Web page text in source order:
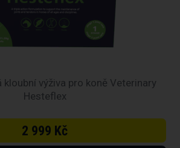
kloubní výživa pro koně Veterinary
Hesteflex
2 999 Kč